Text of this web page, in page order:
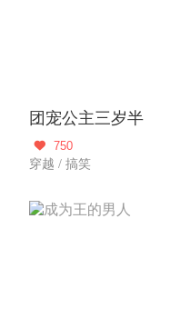
团宠公主三岁半

750
穿越 / 搞笑